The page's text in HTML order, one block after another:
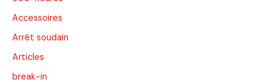
Accessoires
Arrêt soudain
Articles
break-in